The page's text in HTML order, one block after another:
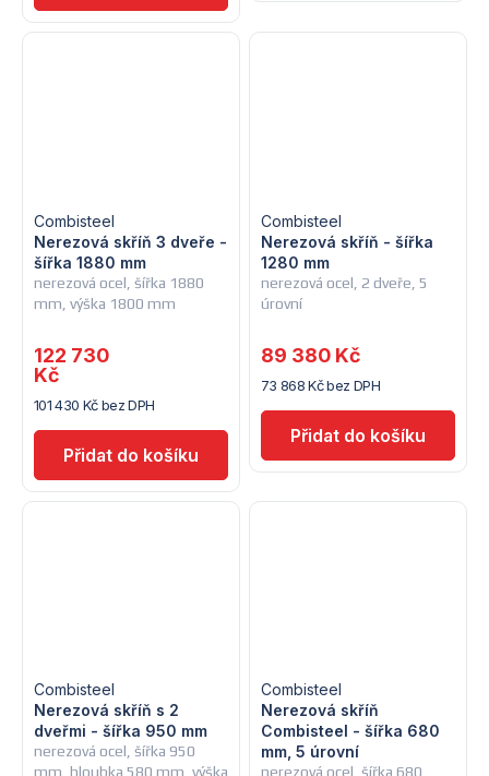
nerezová ocel, šířka 1880
mm, výška 1800 mm
Nerezová skříň 3 dveře -
šířka 1880 mm
Combisteel
101 430 Kč bez DPH
122 730
Kč
nerezová ocel, 2 dveře, 5
úrovní
Nerezová skříň - šířka
1280 mm
Combisteel
73 868 Kč bez DPH
89 380 Kč
nerezová ocel, šířka 950
mm, hloubka 580 mm, výška
Nerezová skříň s 2
dveřmi - šířka 950 mm
Combisteel
nerezová ocel, šířka 680
Nerezová skříň
Combisteel - šířka 680
mm, 5 úrovní
Combisteel